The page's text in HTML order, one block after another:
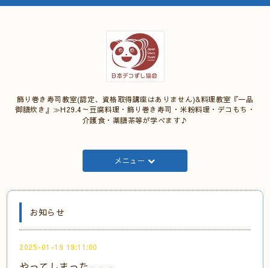
飾り巻き寿司教室(認定、資格取得講座はありません)&料理教室『一品
御膳炊き』≫H29.4～豆腐料理・飾り巻き寿司・米粉料理・デコもち・
介護食・薬膳茶等が学べます♪
メニュー
お知らせ
2025-01-19 19:11:00